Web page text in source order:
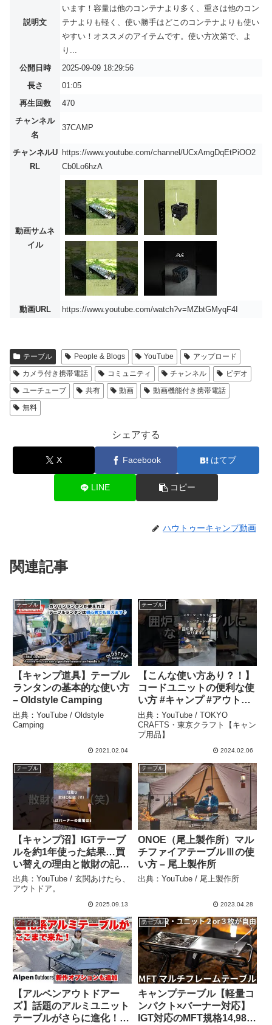
説明文
います！容量は他のコンテナより多く、重さは他のコン
テナよりも軽く、使い勝手はどこのコンテナよりも使い
やすい！オススメのアイテムです。使い方次第で、よ
り...
公開日時
2025-09-09 18:29:56
長さ
01:05
再生回数
470
チャンネル
名
37CAMP
チャンネルU
RL
https://www.youtube.com/channel/UCxAmgDqEtPiOO2
Cb0Lo6hzA
動画サムネ
イル
動画URL https://www.youtube.com/watch?v=MZbtGMyqF4I
テーブル People & Blogs YouTube
アップロード
カメラ付き携帯電話
コミュニティ チャンネル
ビデオ
ユーチューブ
共有 動画
動画機能付き携帯電話
無料
シェアする
X Facebook はてブ
LINE コピー
ハウトゥーキャンプ動画
関連記事
テーブル
【キャンプ道具】テーブル
ランタンの基本的な使い方
– Oldstyle Camping
出典：YouTube / Oldstyle
Camping
2021.02.04
テーブル
【こんな使い方あり？！】
コードユニットの便利な使
い方 #キャンプ #アウトド
ア #ソロキャンプ#shorts
– TOKYO CRAFTS・東京
クラフト【キャンプ用品】
出典：YouTube / TOKYO
CRAFTS・東京クラフト【キャン
プ用品】
2024.02.06
テーブル
【キャンプ沼】IGTテーブ
ルを約1年使った結果…買
い替えの理由と散財の記
録 #IGTテーブル #キャン
プギア #キャンプ初心者 #
アウトドア – 玄関あけた
出典：YouTube / 玄関あけたら、
アウトドア。
2025.09.13
テーブル
ONOE（尾上製作所）マル
チファイアテーブルⅢの使
い方 – 尾上製作所
出典：YouTube / 尾上製作所
2023.04.28
テーブル
【アルペンアウトドアー
ズ】話題のアルミユニット
テーブルがさらに進化！新
テーブル
キャンプテーブル【軽量コ
ンパクト×バーナー対応】
IGT対応のMFT規格14,980